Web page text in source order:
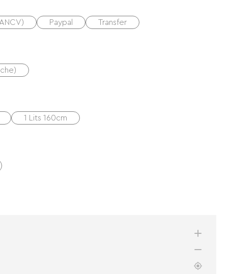
Paypal Transfer
1 Lits 160cm